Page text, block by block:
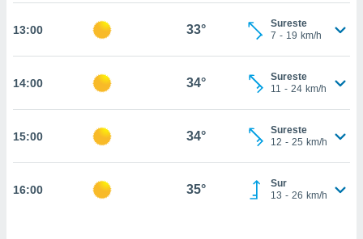
a la
todas
ya sean
nos
en
perfil
y
13:00 33°
Sureste
7 - 19 km/h
14:00 34°
Sureste
11 - 24 km/h
15:00 34°
Sureste
12 - 25 km/h
16:00 35°
Sur
13 - 26 km/h